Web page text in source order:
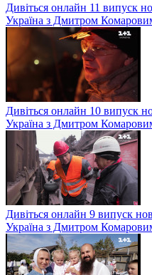
Дивіться онлайн 11 випуск
Україна з Дмитром
Дивіться онлайн 10 випуск
Україна з Дмитром
Дивіться онлайн 9 випуск
Україна з Дмитром